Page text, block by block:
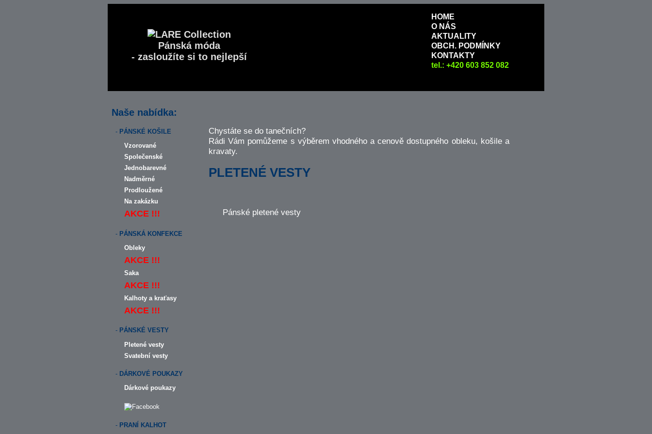
Pánská móda
- zasloužíte si to nejlepší
HOME
O NÁS
AKTUALITY
OBCH. PODMÍNKY
KONTAKTY
tel.: +420 603 852 082
Naše nabídka:
- PÁNSKÉ KOŠILE
Vzorované
Společenské
Jednobarevné
Nadměrné
Prodloužené
Na zakázku
AKCE !!!
- PÁNSKÁ KONFEKCE
Obleky
AKCE !!!
Saka
AKCE !!!
Kalhoty a kraťasy
AKCE !!!
- PÁNSKÉ VESTY
Pletené vesty
Svatební vesty
- DÁRKOVÉ POUKAZY
Dárkové poukazy
- PRANÍ KALHOT
Chystáte se do tanečních?
Rádi Vám pomůžeme s výběrem vhodného a cenově dostupného obleku, košile a
kravaty.
PLETENÉ VESTY
Pánské pletené vesty